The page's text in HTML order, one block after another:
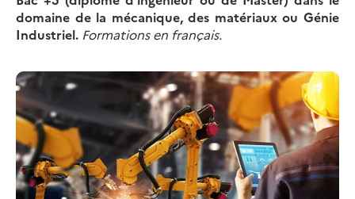
domaine de la mécanique, des matériauxou Génie
Industriel. Formations en français.